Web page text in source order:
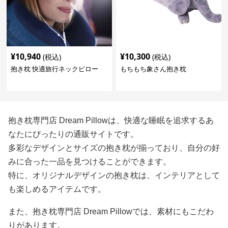
¥10,940 (税込)
抱き枕 快適旅行ネックピロー
¥10,300 (税込)
もちもち象さん抱き枕
抱き枕専門店 Dream Pillowは、快適な睡眠を追求するあ
なたにぴったりの通販サイトです。
多彩なデザインとサイズの抱き枕が揃っており、自分の好
みに合った一品を見つけることができます。
特に、オリジナルデザインの抱き枕は、インテリアとして
も楽しめるアイテムです。
また、抱き枕専門店 Dream Pillowでは、素材にもこだわ
りがあります。